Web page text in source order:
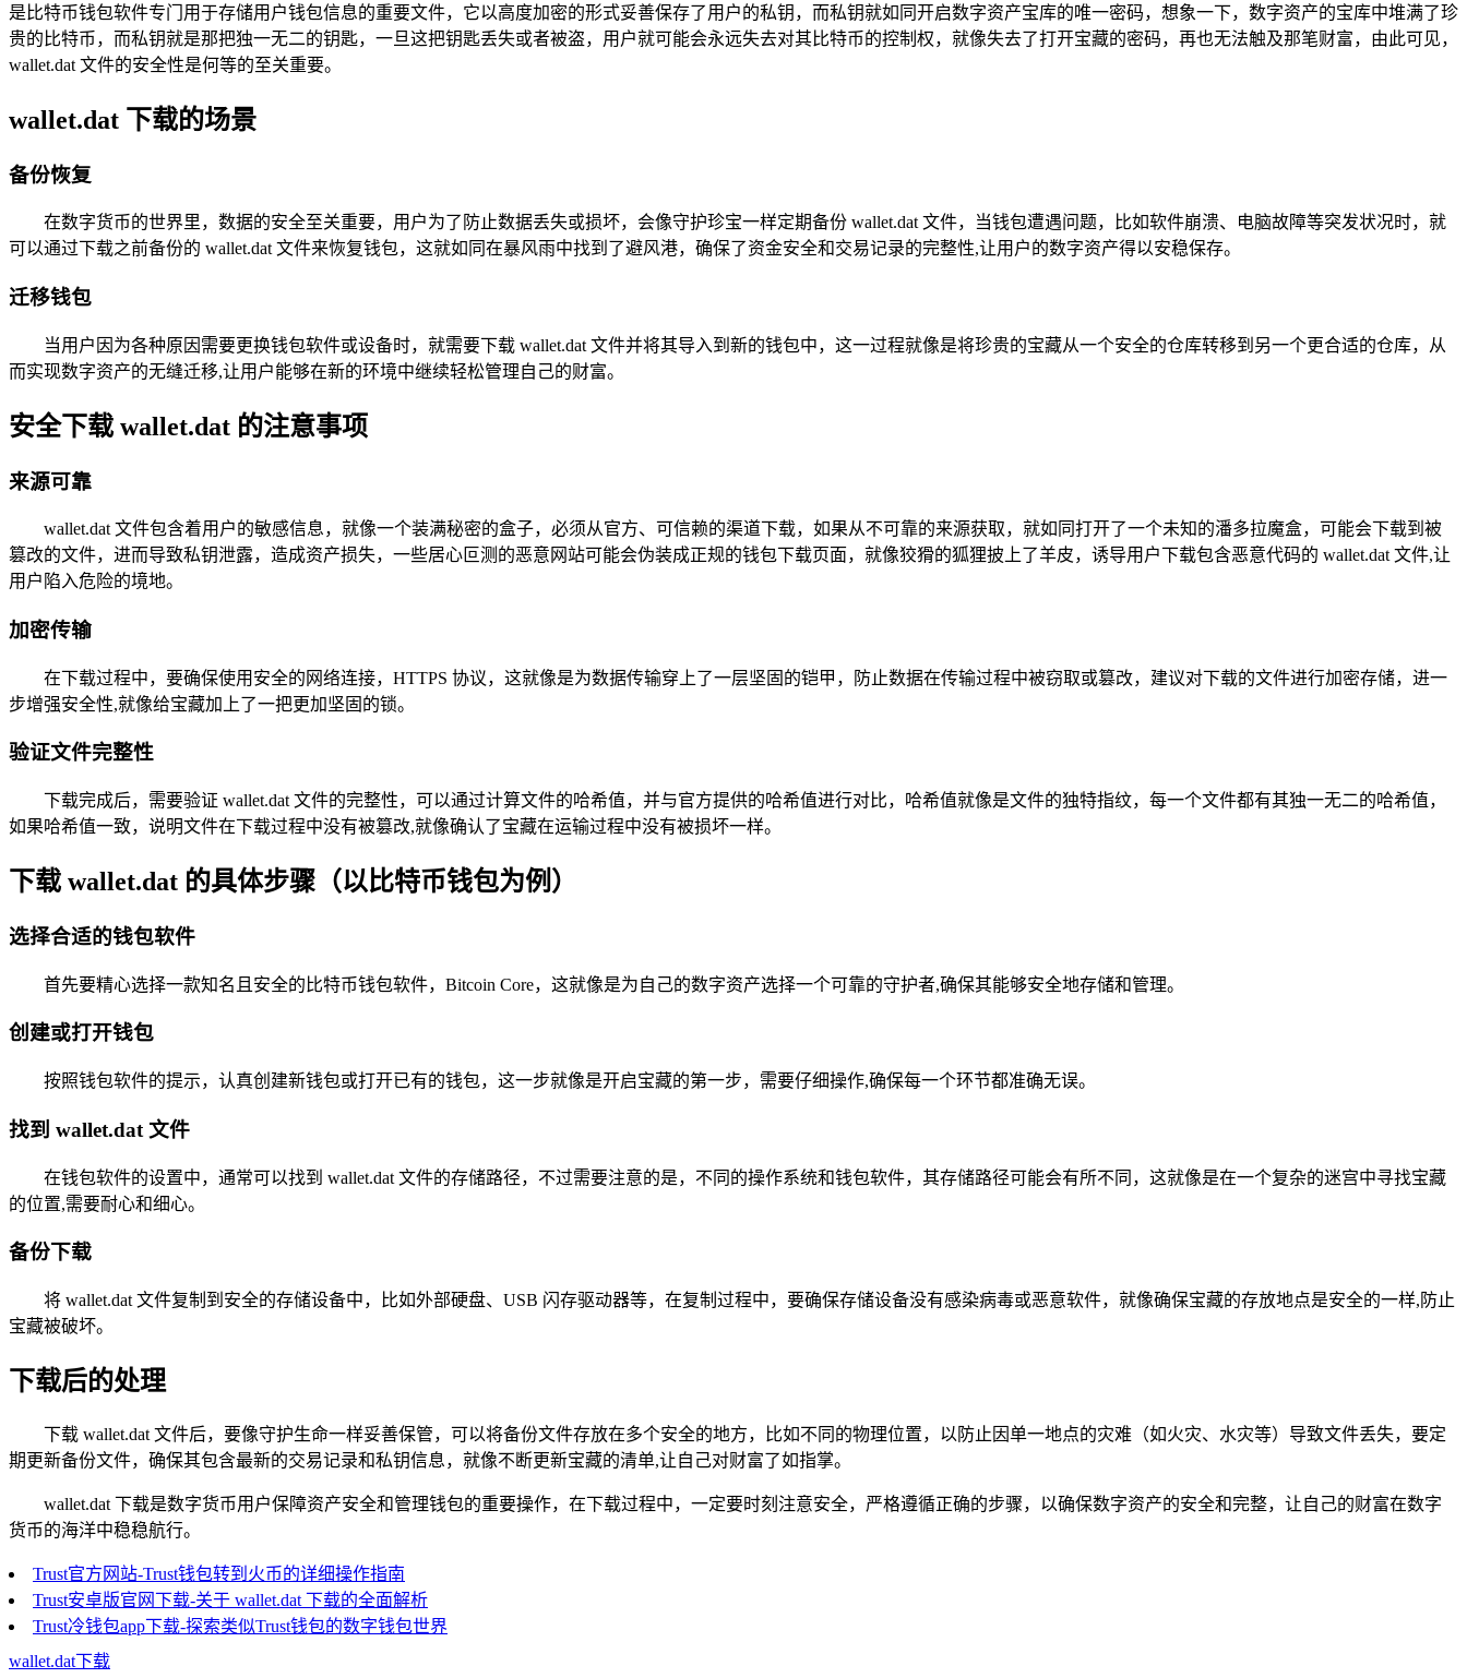
是比特币钱包软件专门用于存储用户钱包信息的重要文件，它以高度加密的形式妥善保存了用户的私钥，而私钥就如同开启数字资产宝库的唯一密码，想象一下，数字资产的宝库中堆满了珍
贵的比特币，而私钥就是那把独一无二的钥匙，一旦这把钥匙丢失或者被盗，用户就可能会永远失去对其比特币的控制权，就像失去了打开宝藏的密码，再也无法触及那笔财富，由此可见，
wallet.dat 文件的安全性是何等的至关重要。
wallet.dat 下载的场景
备份恢复
在数字货币的世界里，数据的安全至关重要，用户为了防止数据丢失或损坏，会像守护珍宝一样定期备份 wallet.dat 文件，当钱包遭遇问题，比如软件崩溃、电脑故障等突发状况时，就
可以通过下载之前备份的 wallet.dat 文件来恢复钱包，这就如同在暴风雨中找到了避风港，确保了资金安全和交易记录的完整性,让用户的数字资产得以安稳保存。
迁移钱包
当用户因为各种原因需要更换钱包软件或设备时，就需要下载 wallet.dat 文件并将其导入到新的钱包中，这一过程就像是将珍贵的宝藏从一个安全的仓库转移到另一个更合适的仓库，从
而实现数字资产的无缝迁移,让用户能够在新的环境中继续轻松管理自己的财富。
安全下载 wallet.dat 的注意事项
来源可靠
wallet.dat 文件包含着用户的敏感信息，就像一个装满秘密的盒子，必须从官方、可信赖的渠道下载，如果从不可靠的来源获取，就如同打开了一个未知的潘多拉魔盒，可能会下载到被
篡改的文件，进而导致私钥泄露，造成资产损失，一些居心叵测的恶意网站可能会伪装成正规的钱包下载页面，就像狡猾的狐狸披上了羊皮，诱导用户下载包含恶意代码的 wallet.dat 文件,让
用户陷入危险的境地。
加密传输
在下载过程中，要确保使用安全的网络连接，HTTPS 协议，这就像是为数据传输穿上了一层坚固的铠甲，防止数据在传输过程中被窃取或篡改，建议对下载的文件进行加密存储，进一
步增强安全性,就像给宝藏加上了一把更加坚固的锁。
验证文件完整性
下载完成后，需要验证 wallet.dat 文件的完整性，可以通过计算文件的哈希值，并与官方提供的哈希值进行对比，哈希值就像是文件的独特指纹，每一个文件都有其独一无二的哈希值，
如果哈希值一致，说明文件在下载过程中没有被篡改,就像确认了宝藏在运输过程中没有被损坏一样。
下载 wallet.dat 的具体步骤（以比特币钱包为例）
选择合适的钱包软件
首先要精心选择一款知名且安全的比特币钱包软件，Bitcoin Core，这就像是为自己的数字资产选择一个可靠的守护者,确保其能够安全地存储和管理。
创建或打开钱包
按照钱包软件的提示，认真创建新钱包或打开已有的钱包，这一步就像是开启宝藏的第一步，需要仔细操作,确保每一个环节都准确无误。
找到 wallet.dat 文件
在钱包软件的设置中，通常可以找到 wallet.dat 文件的存储路径，不过需要注意的是，不同的操作系统和钱包软件，其存储路径可能会有所不同，这就像是在一个复杂的迷宫中寻找宝藏
的位置,需要耐心和细心。
备份下载
将 wallet.dat 文件复制到安全的存储设备中，比如外部硬盘、USB 闪存驱动器等，在复制过程中，要确保存储设备没有感染病毒或恶意软件，就像确保宝藏的存放地点是安全的一样,防止
宝藏被破坏。
下载后的处理
下载 wallet.dat 文件后，要像守护生命一样妥善保管，可以将备份文件存放在多个安全的地方，比如不同的物理位置，以防止因单一地点的灾难（如火灾、水灾等）导致文件丢失，要定
期更新备份文件，确保其包含最新的交易记录和私钥信息，就像不断更新宝藏的清单,让自己对财富了如指掌。
wallet.dat 下载是数字货币用户保障资产安全和管理钱包的重要操作，在下载过程中，一定要时刻注意安全，严格遵循正确的步骤，以确保数字资产的安全和完整，让自己的财富在数字
货币的海洋中稳稳航行。
Trust官方网站-Trust钱包转到火币的详细操作指南
Trust安卓版官网下载-关于 wallet.dat 下载的全面解析
Trust冷钱包app下载-探索类似Trust钱包的数字钱包世界
wallet.dat下载